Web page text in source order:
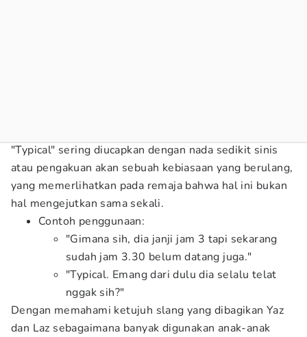
"Typical" sering diucapkan dengan nada sedikit sinis
atau pengakuan akan sebuah kebiasaan yang berulang,
yang memerlihatkan pada remaja bahwa hal ini bukan
hal mengejutkan sama sekali.
Contoh penggunaan:
"Gimana sih, dia janji jam 3 tapi sekarang
sudah jam 3.30 belum datang juga."
"Typical. Emang dari dulu dia selalu telat
nggak sih?"
Dengan memahami ketujuh slang yang dibagikan Yaz
dan Laz sebagaimana banyak digunakan anak-anak